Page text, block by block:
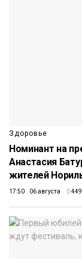
Здоровье
Номинант на
Анастасия
жителей
17:50 06 августа 449